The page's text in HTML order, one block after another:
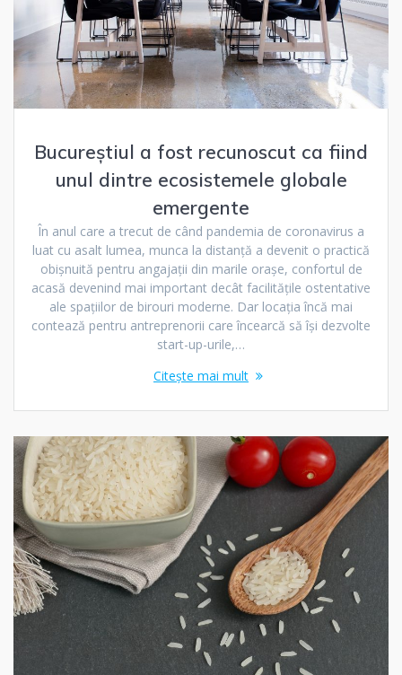
Bucureștiul a fost recunoscut ca fiind
unul dintre ecosistemele globale
emergente
În anul care a trecut de când pandemia de coronavirus a
luat cu asalt lumea, munca la distanță a devenit o practică
obișnuită pentru angajații din marile orașe, confortul de
acasă devenind mai important decât facilitățile ostentative
ale spațiilor de birouri moderne. Dar locația încă mai
contează pentru antreprenorii care încearcă să își dezvolte
start-up-urile,…
Citește mai mult